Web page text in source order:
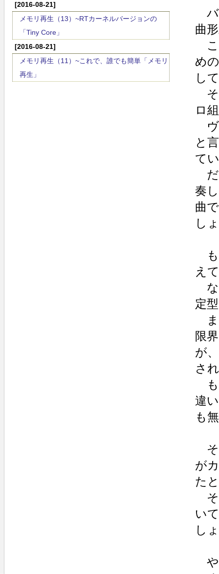
[2016-08-21]
メモリ再生（13）~RTカーネルバージョンの
「Tiny Core」
[2016-08-21]
メモリ再生（11）~これで、誰でも簡単「メモリ
再生」
バ
曲
こ
め
し
そ
ロ
ヴ
と
て
だ
奏
曲
し
も
え
な
定
ま
限
が
さ
も
違
も
そ
が
た
そ
い
し
や